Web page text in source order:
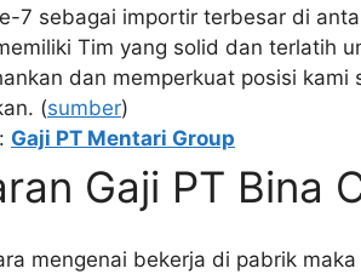
7 sebagai importir terbesar di
Tim yang solid dan terlatih
dan memperkuat posisi
(sumber)
Gaji PT Mentari Group
Gaji PT Bina
mengenai bekerja di pabrik